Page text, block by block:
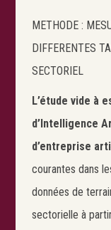
METHODE :
DIFFERENTES
SECTORIEL
L’étude vide à
d’Intelligence
d’entreprise
courantes dans
données de
sectorielle à